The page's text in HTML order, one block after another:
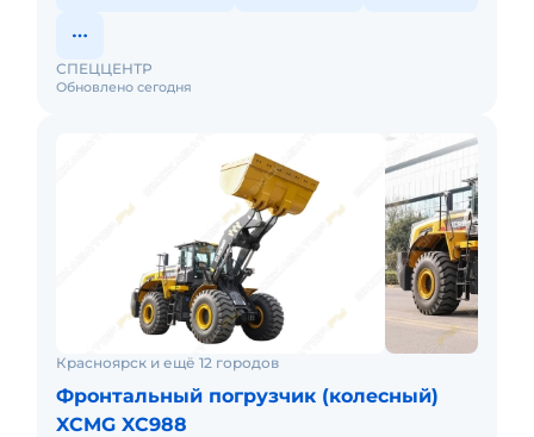
Мы работаем для обеспечения компаний
качественной техникой и её бесперебойной
работой по всей РОССИИ!
Обновлено сегодня
СПЕЦЦЕНТР
Красноярск и ещё 12 городов
Фронтальный погрузчик (колесный)
XCMG XC988